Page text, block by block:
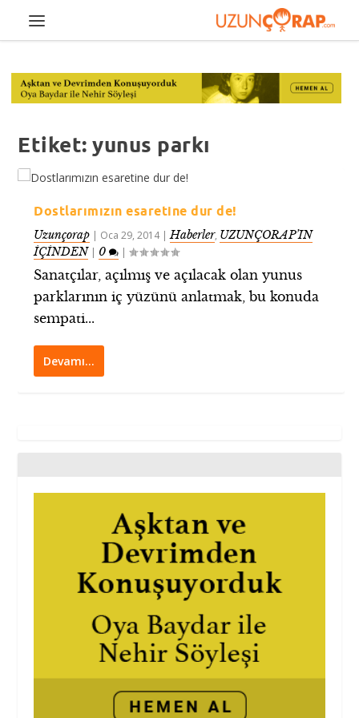
Etiket:yunus parkı
Dostlarımızın esaretine dur de!
Uzunçorap | Oca 29, 2014|Haberler, UZUNÇORAP’IN
İÇİNDEN| 0 |
Sanatçılar, açılmış ve açılacak olan yunus
parklarının iç yüzünü anlatmak, bu konuda
sempati...
Devamı…